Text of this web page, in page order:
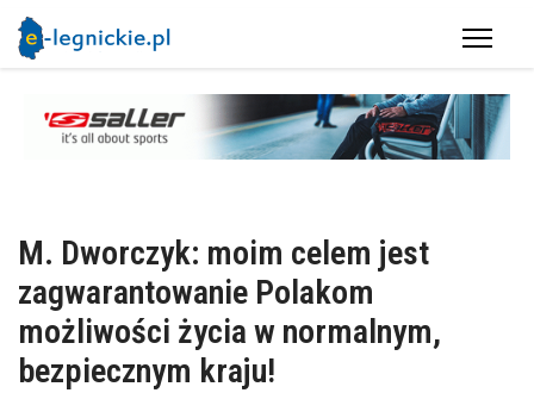
M. Dworczyk: moim celem jest
zagwarantowanie Polakom
możliwości życia w normalnym,
bezpiecznym kraju!